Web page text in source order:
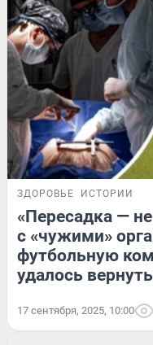
ЗДОРОВЬЕ ИСТОРИИ
«Пересадка —
с «чужими»
футбольную
удалось
17 сентября, 2025, 10:00